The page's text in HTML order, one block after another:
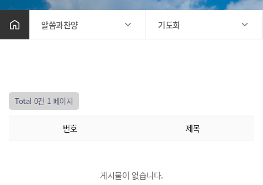
말씀과찬양
미디어
공지게시판
나눔의 장
기도회
특별찬양
Total 0건 1 페이지
번호 제목
게시물이 없습니다.